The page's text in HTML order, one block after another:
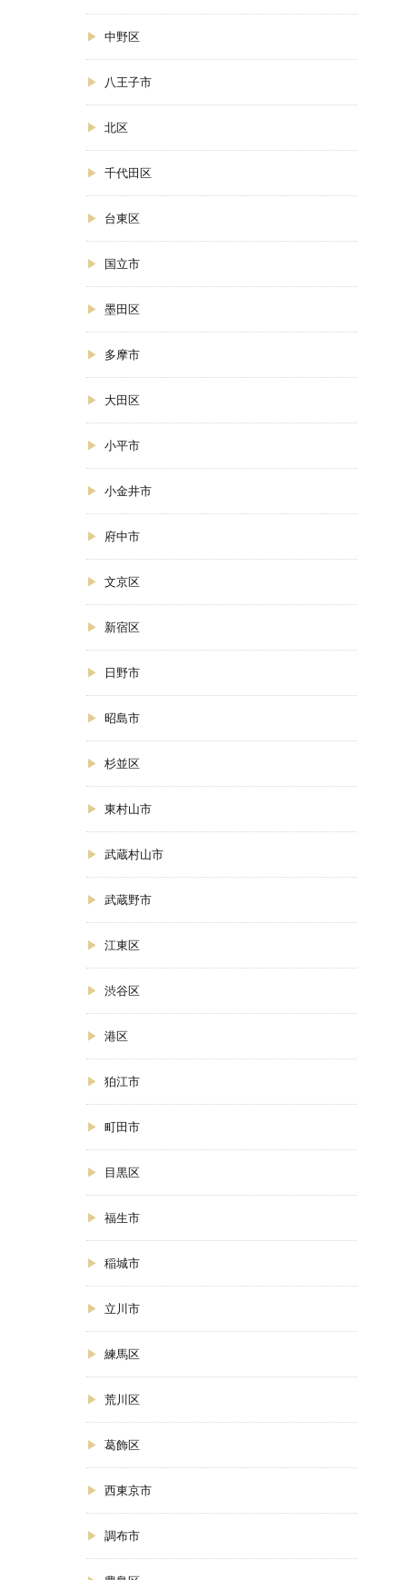
中野区
八王子市
北区
千代田区
台東区
国立市
墨田区
多摩市
大田区
小平市
小金井市
府中市
文京区
新宿区
日野市
昭島市
杉並区
東村山市
武蔵村山市
武蔵野市
江東区
渋谷区
港区
狛江市
町田市
目黒区
福生市
稲城市
立川市
練馬区
荒川区
葛飾区
西東京市
調布市